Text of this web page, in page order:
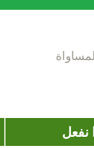
نفعل